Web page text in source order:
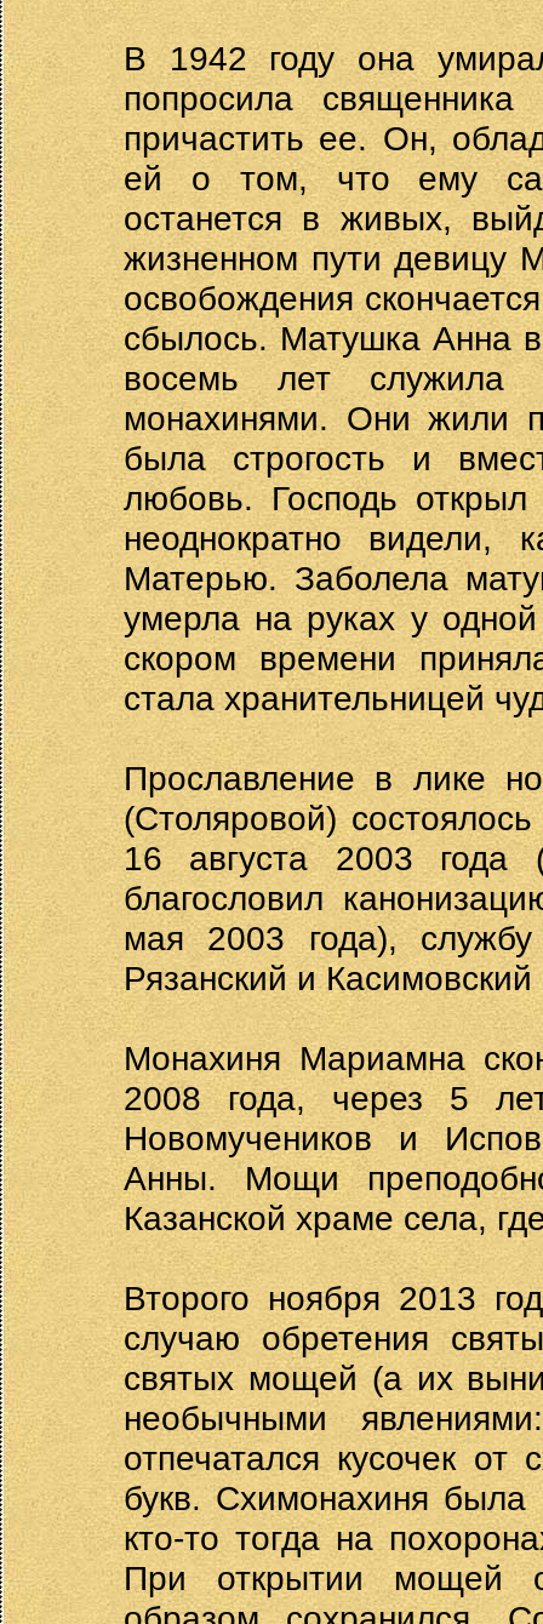
В 1942 году она
попросила
причастить ее. Он,
ей о том, что ему
останется в живых,
жизненном пути девицу
освобождения
сбылось. Матушка Анна
восемь лет
монахинями. Они жили
была строгость и
любовь. Господь
неоднократно видели,
Матерью. Заболела
умерла на руках у
скором времени
стала хранительницей
Прославление в лике
(Столяровой)
16 августа 2003 года
благословил
мая 2003 года),
Рязанский и
Монахиня Мариамна
2008 года, через 5
Новомучеников и
Анны. Мощи
Казанской храме села,
Второго ноября 2013
случаю обретения
святых мощей (а их
необычными
отпечатался кусочек
букв. Схимонахиня
кто-то тогда на
При открытии мощей